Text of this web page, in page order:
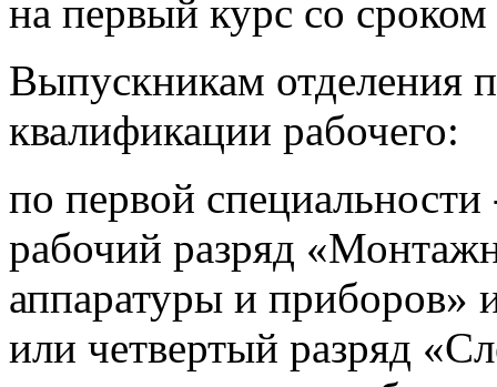
на первый курс со
Выпускникам отделения
квалификации рабочего:
по первой
рабочий разряд
аппаратуры и приборов»
или четвертый разряд